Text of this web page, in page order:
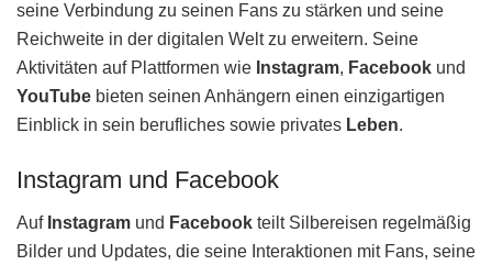
seine Verbindung zu seinen Fans zu stärken und seine
Reichweite in der digitalen Welt zu erweitern. Seine
Aktivitäten auf Plattformen wie Instagram, Facebook und
YouTube bieten seinen Anhängern einen einzigartigen
Einblick in sein berufliches sowie privates Leben.
Instagram und Facebook
Auf Instagram und Facebook teilt Silbereisen regelmäßig
Bilder und Updates, die seine Interaktionen mit Fans, seine